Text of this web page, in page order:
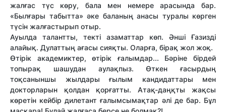
жалғас түс көру, бала мен немере арасында бар.
«Былғары табытта» әке баланың анасы туралы көрген
түсін жалғастырып отыр.
Ауылда талантты, текті азаматтар көп. Әнші Ғазизді
алайық. Дулаттың ағасы сияқты. Оларға, бірақ жол жоқ.
Өтірік академиктер, өтірік ғалымдар... Бәріне бірдей
топырақ шашудан аулақпыз. Өткен ғасырдың
тоқсаныншы жылдары ғылым кандидаттары мен
докторларын қолдан қорғатты. Атақ-даңқты жақсы
көретін кейбір дилетант ғалымсымақтар әлі де бар. Бұл